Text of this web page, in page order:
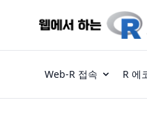
Web-R 접속 R 에